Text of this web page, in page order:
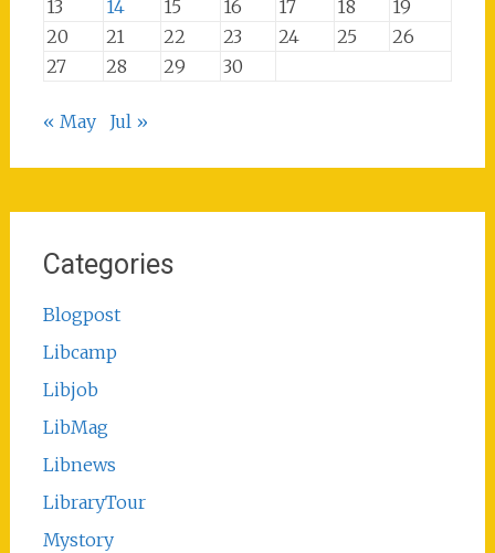
13
14 15 16 17 18
19
20
21 22 23 24 25
26
27
28 29 30
« May Jul »
Categories
Blogpost
Libcamp
Libjob
LibMag
Libnews
LibraryTour
Mystory